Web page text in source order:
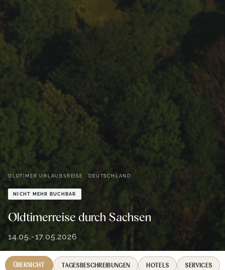
OLDTIMER URLAUBSREISE · DEUTSCHLAND
NICHT MEHR BUCHBAR
Oldtimerreise durch Sachsen
14.05.-17.05.2026
ÜBERSICHT TAGESBESCHREIBUNGEN HOTELS SERVICES